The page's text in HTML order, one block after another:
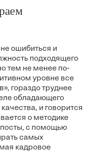
ошибиться и
подходящего
тем не менее по-
уровне все
гораздо труднее
обладающего
и говорится
о методике
с помощью
самых
кадровое